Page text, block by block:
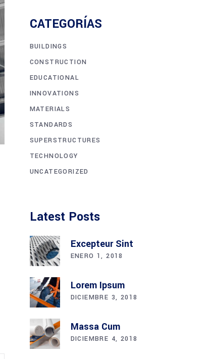
CATEGORÍAS
BUILDINGS
CONSTRUCTION
EDUCATIONAL
INNOVATIONS
MATERIALS
STANDARDS
SUPERSTRUCTURES
TECHNOLOGY
UNCATEGORIZED
Latest Posts
Excepteur Sint
ENERO 1, 2018
Lorem Ipsum
DICIEMBRE 3, 2018
Massa Cum
DICIEMBRE 4, 2018